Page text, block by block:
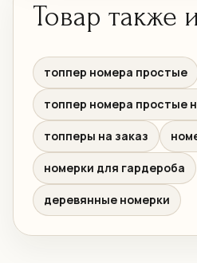
Товар также
топпер номера простые
топпер номера простые
топперы на заказ
номерки для гардероба
деревянные номерки